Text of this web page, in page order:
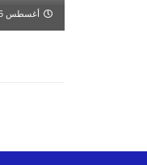
أغسطس 5, 2026